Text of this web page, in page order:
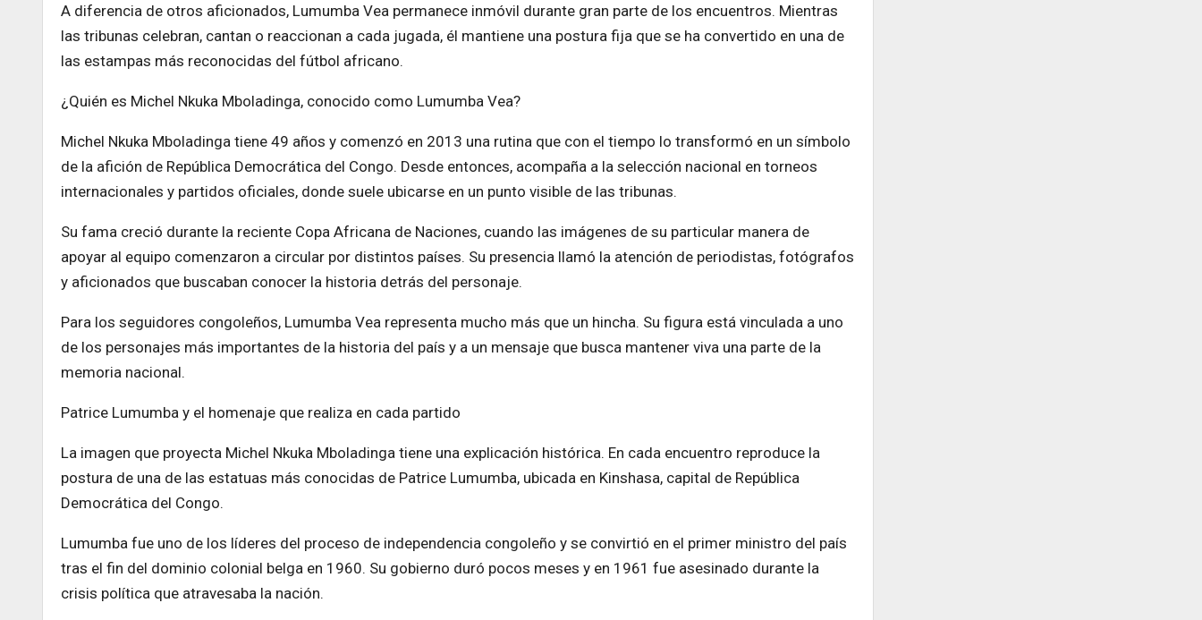
A diferencia de otros aficionados, Lumumba Vea permanece inmóvil durante gran parte de los encuentros. Mientras
las tribunas celebran, cantan o reaccionan a cada jugada, él mantiene una postura fija que se ha convertido en una de
las estampas más reconocidas del fútbol africano.
¿Quién es Michel Nkuka Mboladinga, conocido como Lumumba Vea?
Michel Nkuka Mboladinga tiene 49 años y comenzó en 2013 una rutina que con el tiempo lo transformó en un símbolo
de la afición de República Democrática del Congo. Desde entonces, acompaña a la selección nacional en torneos
internacionales y partidos oficiales, donde suele ubicarse en un punto visible de las tribunas.
Su fama creció durante la reciente Copa Africana de Naciones, cuando las imágenes de su particular manera de
apoyar al equipo comenzaron a circular por distintos países. Su presencia llamó la atención de periodistas, fotógrafos
y aficionados que buscaban conocer la historia detrás del personaje.
Para los seguidores congoleños, Lumumba Vea representa mucho más que un hincha. Su figura está vinculada a uno
de los personajes más importantes de la historia del país y a un mensaje que busca mantener viva una parte de la
memoria nacional.
Patrice Lumumba y el homenaje que realiza en cada partido
La imagen que proyecta Michel Nkuka Mboladinga tiene una explicación histórica. En cada encuentro reproduce la
postura de una de las estatuas más conocidas de Patrice Lumumba, ubicada en Kinshasa, capital de República
Democrática del Congo.
Lumumba fue uno de los líderes del proceso de independencia congoleño y se convirtió en el primer ministro del país
tras el fin del dominio colonial belga en 1960. Su gobierno duró pocos meses y en 1961 fue asesinado durante la
crisis política que atravesaba la nación.